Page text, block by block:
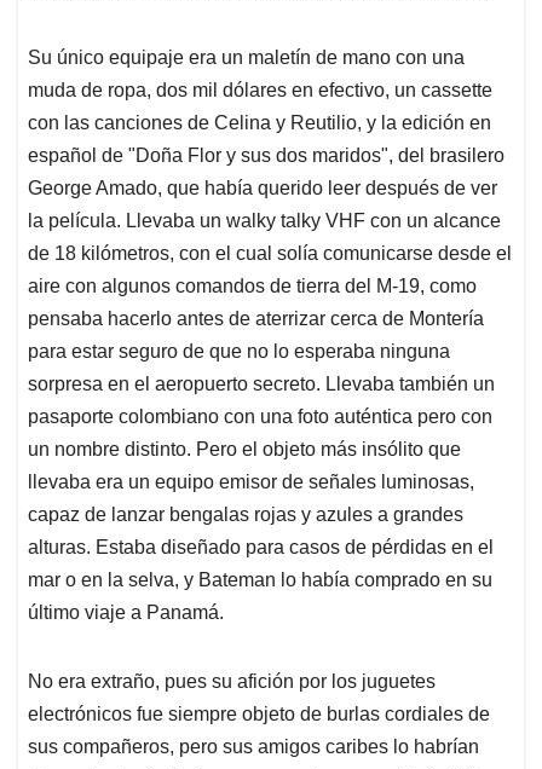
Su único equipaje era un maletín de mano con una
muda de ropa, dos mil dólares en efectivo, un cassette
con las canciones de Celina y Reutilio, y la edición en
español de "Doña Flor y sus dos maridos", del brasilero
George Amado, que había querido leer después de ver
la película. Llevaba un walky talky VHF con un alcance
de 18 kilómetros, con el cual solía comunicarse desde el
aire con algunos comandos de tierra del M-19, como
pensaba hacerlo antes de aterrizar cerca de Montería
para estar seguro de que no lo esperaba ninguna
sorpresa en el aeropuerto secreto. Llevaba también un
pasaporte colombiano con una foto auténtica pero con
un nombre distinto. Pero el objeto más insólito que
llevaba era un equipo emisor de señales luminosas,
capaz de lanzar bengalas rojas y azules a grandes
alturas. Estaba diseñado para casos de pérdidas en el
mar o en la selva, y Bateman lo había comprado en su
último viaje a Panamá.
No era extraño, pues su afición por los juguetes
electrónicos fue siempre objeto de burlas cordiales de
sus compañeros, pero sus amigos caribes lo habrían